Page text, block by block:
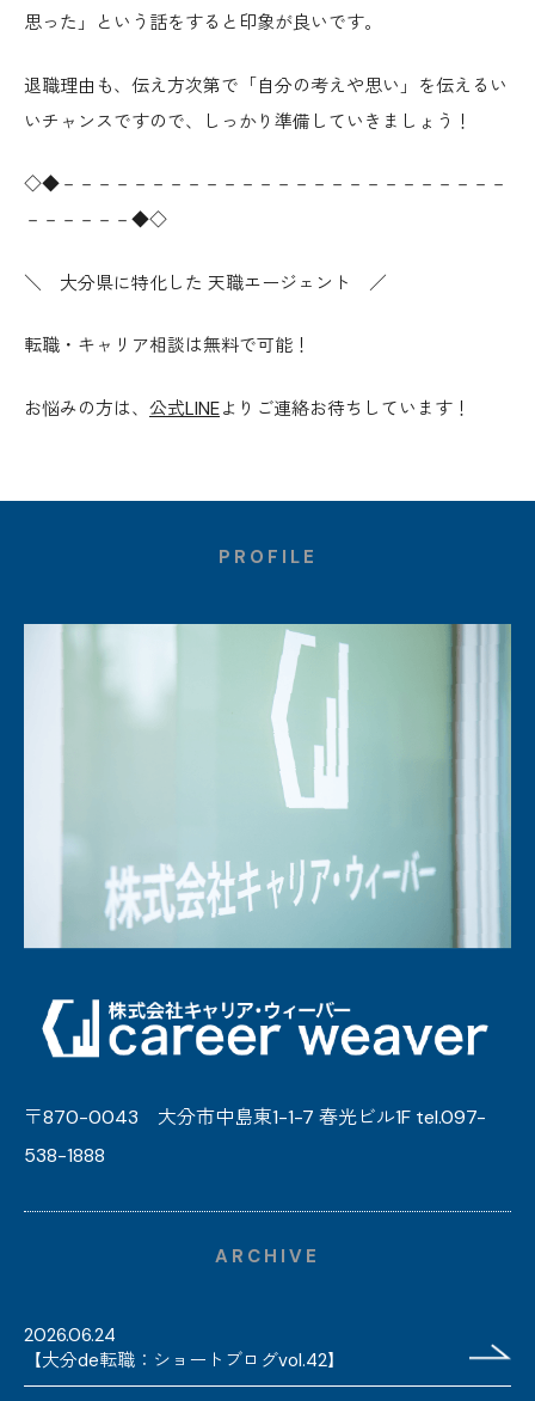
思った」という話をすると印象が良いです。
退職理由も、伝え方次第で「自分の考えや思い」を伝えるい
いチャンスですので、しっかり準備していきましょう！
◇◆－－－－－－－－－－－－－－－－－－－－－－－－－
－－－－－－◆◇
＼ 大分県に特化した 天職エージェント ／
転職・キャリア相談は無料で可能！
お悩みの方は、 公式LINEよりご連絡お待ちしています！
PROFILE
〒870-0043 大分市中島東1-1-7 春光ビル1F tel.097-
538-1888
ARCHIVE
2026.06.24
【大分de転職：ショートブログvol.42】